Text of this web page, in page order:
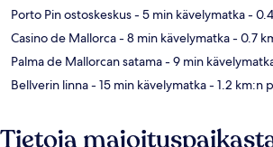
Porto Pin ostoskeskus- 5 min kävelymatka-
Casino de Mallorca- 8 min kävelymatka- 0.7
Palma de Mallorcan satama- 9 min
Bellverin linna- 15 min kävelymatka- 1.2 km:n
Tietoja